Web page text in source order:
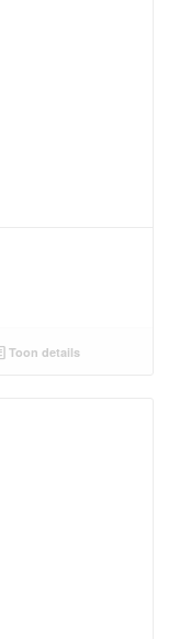
Toon details